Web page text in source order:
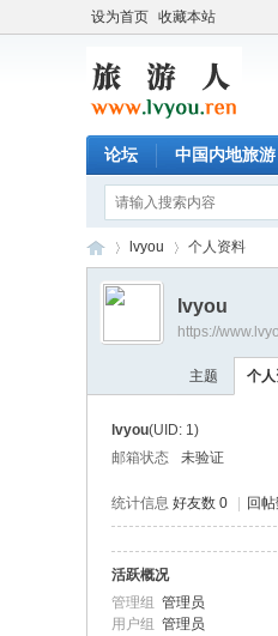
设为首页 收藏本站
论坛 中国内地旅游
›
lvyou 个人资料
lvyou
https://
主题 个
lvyou(UID: 1)
邮箱状态
未验证
统计信息 好友数 0 回
活跃概况
管理组 管理员
用户组 管理员